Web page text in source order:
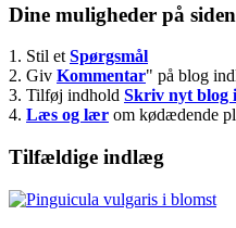
Primary
Sidebar
Dine muligheder på siden
1. Stil et Spørgsmål
2. Giv Kommentar" på blog
3. Tilføj indhold Skriv nyt blog
4. Læs og lær om kødædende
Tilfældige indlæg